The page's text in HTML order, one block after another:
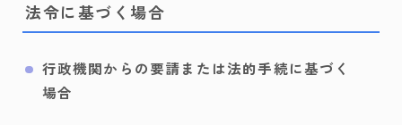
法令に基づく場合
行政機関からの要請または法的手続に基づく
場合